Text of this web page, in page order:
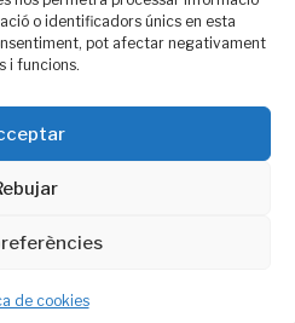
o identificadors únics en esta
pot afectar negativament
i funcions.
de cookies
de consens
- {current_year}